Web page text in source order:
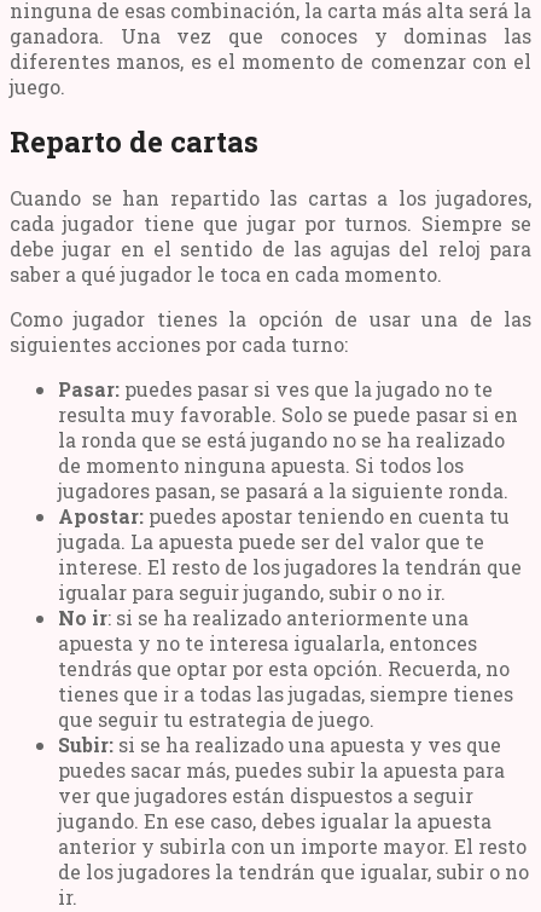
ninguna de esas combinación, la carta más alta será la
ganadora. Una vez que conoces y dominas las
diferentes manos, es el momento de comenzar con el
juego.
Reparto de cartas
Cuando se han repartido las cartas a los jugadores,
cada jugador tiene que jugar por turnos. Siempre se
debe jugar en el sentido de las agujas del reloj para
saber a qué jugador le toca en cada momento.
Como jugador tienes la opción de usar una de las
siguientes acciones por cada turno:
Pasar: puedes pasar si ves que la jugado no te
resulta muy favorable. Solo se puede pasar si en
la ronda que se está jugando no se ha realizado
de momento ninguna apuesta. Si todos los
jugadores pasan, se pasará a la siguiente ronda.
Apostar: puedes apostar teniendo en cuenta tu
jugada. La apuesta puede ser del valor que te
interese. El resto de los jugadores la tendrán que
igualar para seguir jugando, subir o no ir.
No ir: si se ha realizado anteriormente una
apuesta y no te interesa igualarla, entonces
tendrás que optar por esta opción. Recuerda, no
tienes que ir a todas las jugadas, siempre tienes
que seguir tu estrategia de juego.
Subir: si se ha realizado una apuesta y ves que
puedes sacar más, puedes subir la apuesta para
ver que jugadores están dispuestos a seguir
jugando. En ese caso, debes igualar la apuesta
anterior y subirla con un importe mayor. El resto
de los jugadores la tendrán que igualar, subir o no
ir.